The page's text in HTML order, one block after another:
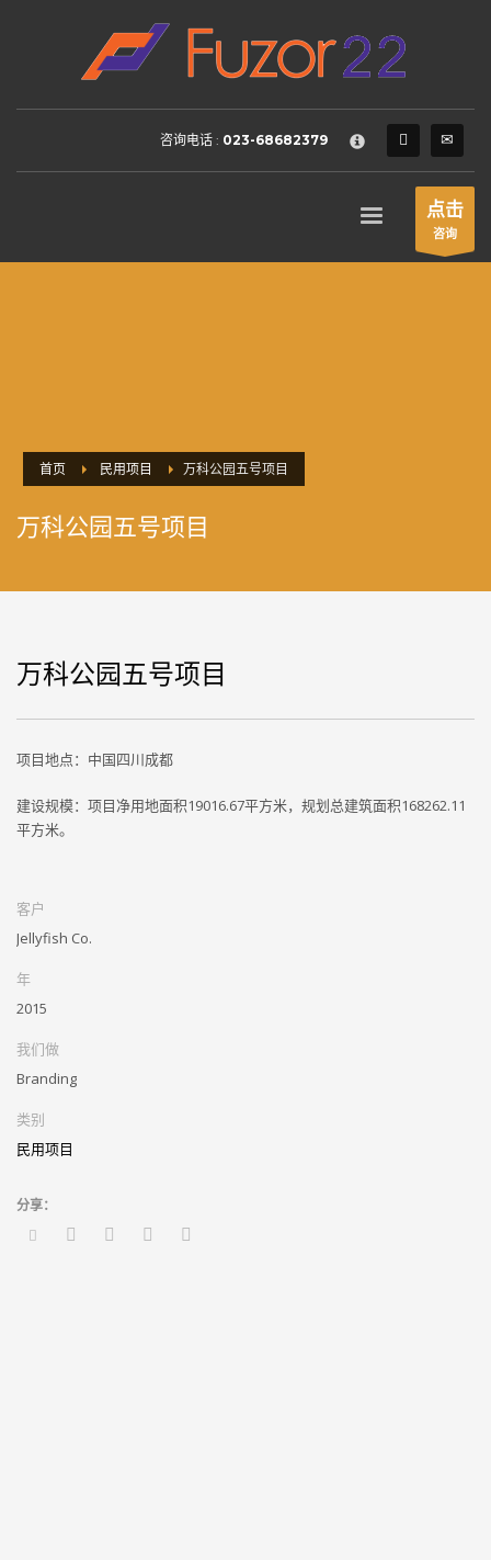
HOW TO SHOP
Login or create new account.
2 Review your order.
FREEshipment
If you still have problems, please let us know, by sending an
SHOWROOM HOURS
咨询电话 : 023-68682379
点击
咨询
首页 民用项目 万科公园五号项目
万科公园五号项目
万科公园五号项目
项目地点：中国四川成都
建设规模：项目净用地面积19016.67平方米，规划总建筑面积168262.11
平方米。
客户
Jellyfish Co.
年
2015
我们做
Branding
类别
民用项目